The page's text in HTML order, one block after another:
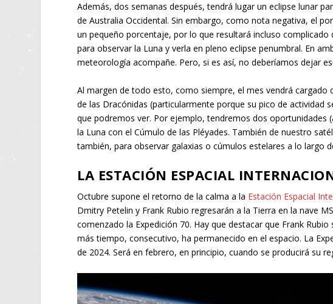
Además, dos semanas después, tendrá lugar un eclipse lunar
de Australia Occidental. Sin embargo, como nota negativa, el
un pequeño porcentaje, por lo que resultará incluso complicado
para observar la Luna y verla en pleno eclipse penumbral. En
meteorología acompañe. Pero, si es así, no deberíamos dejar
Al margen de todo esto, como siempre, el mes vendrá cargado
de las Dracónidas (particularmente porque su pico de actividad
que podremos ver. Por ejemplo, tendremos dos oportunidades
la Luna con el Cúmulo de las Pléyades. También de nuestro
también, para observar galaxias o cúmulos estelares a lo largo
LA ESTACIÓN ESPACIAL
Octubre supone el retorno de la calma a la Estación Espacial
Dmitry Petelin y Frank Rubio regresarán a la Tierra en la nave
comenzado la Expedición 70. Hay que destacar que Frank
más tiempo, consecutivo, ha permanecido en el espacio. La
de 2024. Será en febrero, en principio, cuando se producirá su